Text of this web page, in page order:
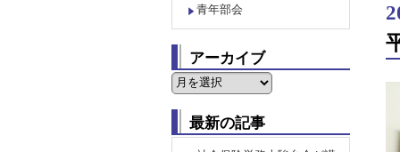
青年部会
アーカイブ
ア
ー
カ
最新の記事